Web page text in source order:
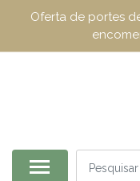
Oferta de portes